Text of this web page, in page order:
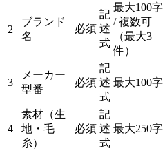
2
ブランド
名
必須
記
述
式
最大100字
/ 複数可
（最大3
件）
3
メーカー
型番
必須
記
述
式
最大100字
4
素材（生
地・毛
糸）
必須
記
述
式
最大250字